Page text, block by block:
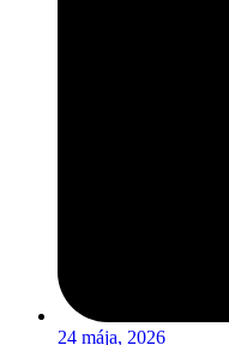
24 mája, 2026